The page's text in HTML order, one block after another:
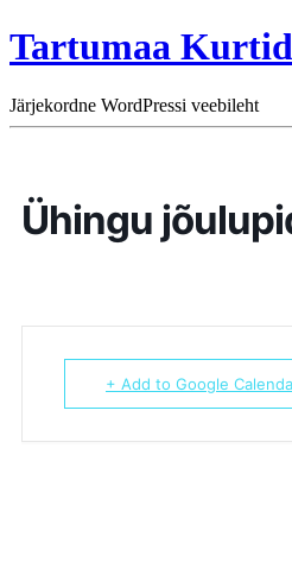
Tartumaa
Järjekordne WordPressi veebileht
Ühingu
+ Add to Google